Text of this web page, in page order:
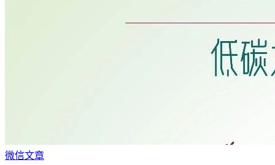
微信文章